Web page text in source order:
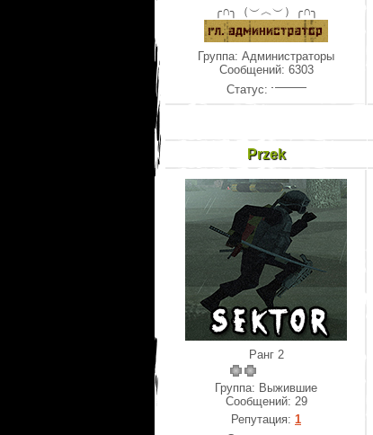
╭∩╮（︶︿︶）╭∩╮
Группа: Администраторы
Сообщений: 6303
Статус:
Przek
Ранг 2
Группа: Выжившие
Сообщений: 29
Репутация: 1